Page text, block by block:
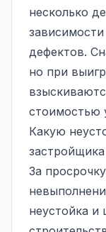
несколько
дефектов.
но при
стоимостью
Какую
За
неустойка и